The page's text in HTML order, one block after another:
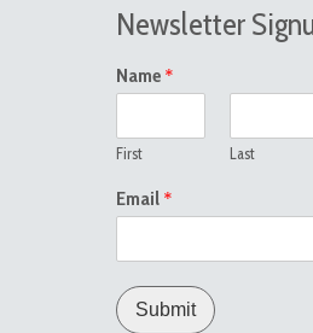
Newsletter
Name *
First Last
Email *
Submit